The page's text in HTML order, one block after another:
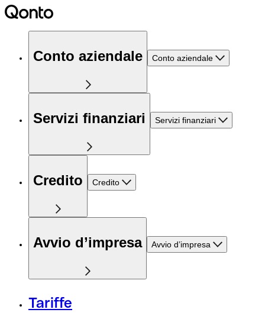
Conto aziendale Conto aziendale
Servizi finanziari Servizi finanziari
Credito Credito
Avvio d’impresa Avvio d’impresa
Tariffe